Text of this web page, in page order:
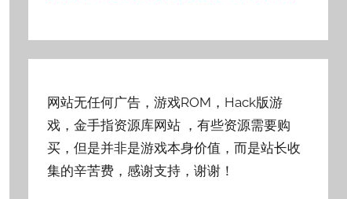
网站无任何广告，游戏ROM，Hack版游
戏，金手指资源库网站 ，有些资源需要购
买，但是并非是游戏本身价值，而是站长收
集的辛苦费，感谢支持，谢谢！